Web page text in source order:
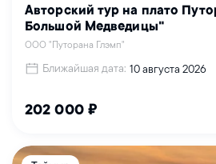
Авторский тур на плато
Большой Медведицы"
ООО "Путорана Глэмп"
Ближайшая дата: 10 августа 2026
202 000 ₽